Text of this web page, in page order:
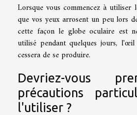
Lorsque vous commencez à
que vos yeux arrosent un peu lors
cette façon le globe oculaire est
utilisé pendant quelques jours,
cessera de se produire.
Devriez-vous
précautions
l'utiliser ?